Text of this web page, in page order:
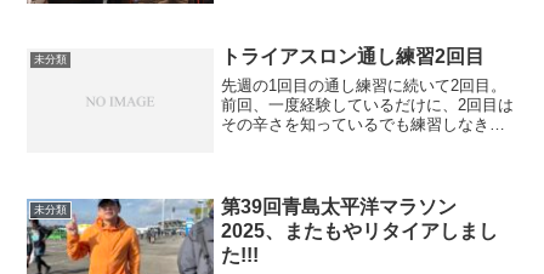
ね知らないことって、本当に沢山有る今
回の登壇者エ...
未分類 トライアスロン通し練習2回目
先週の1回目の通し練習に続いて2回目。
前回、一度経験しているだけに、2回目は
その辛さを知っているでも練習しなきゃ
ストレッチしよ...
未分類
第39回青島太平洋マラソン
2025、またもやリタイアしまし
た!!!